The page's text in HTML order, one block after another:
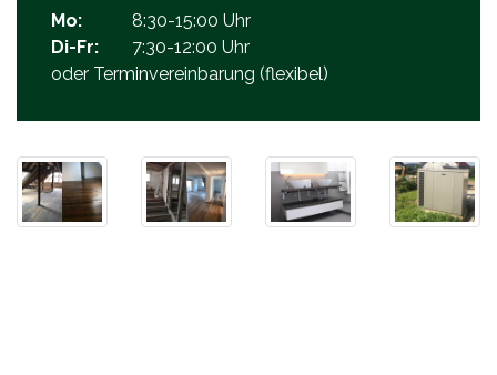
Mo:
8:30-15:00 Uhr
Di-Fr:
7:30-12:00 Uhr
oder Terminvereinbarung (flexibel)